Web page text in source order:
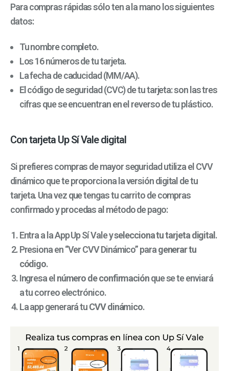
Para compras rápidas sólo ten a la mano los siguientes
datos:
Tu nombre completo.
Los 16 números de tu tarjeta.
La fecha de caducidad (MM/AA).
El código de seguridad (CVC) de tu tarjeta: son las tres
cifras que se encuentran en el reverso de tu plástico.
Con tarjeta Up Sí Vale digital
Si prefieres compras de mayor seguridad utiliza el CVV
dinámico que te proporciona la versión digital de tu
tarjeta. Una vez que tengas tu carrito de compras
confirmado y procedas al método de pago:
Entra a la App Up Sí Vale yselecciona tu tarjeta digital .
Presiona en “Ver CVV Dinámico” paragenerar tu
código.
Ingresa el número de confirmaciónque se te enviará
a tu correo electrónico.
La app generará tuCVV dinámico.